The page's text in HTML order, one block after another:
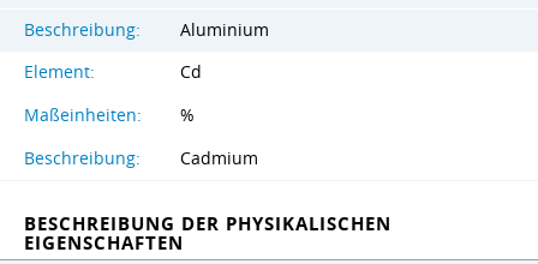
Beschreibung:
Aluminium
Element:
Cd
Maßeinheiten:
%
Beschreibung:
Cadmium
BESCHREIBUNG DER PHYSIKALISCHEN
EIGENSCHAFTEN